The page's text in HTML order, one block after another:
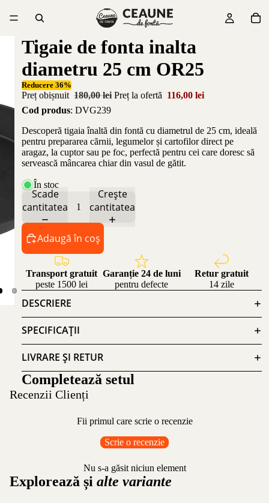
Tigaie de fonta inalta
diametru 25 cm OR25
Reducere 36%
Preț obișnuit 180,00 lei Preț la ofertă 116,00 lei
Cod produs: DVG239
Descoperă tigaia înaltă din fontă cu diametrul de 25 cm, ideală
pentru prepararea cărnii, legumelor și cartofilor direct pe
aragaz, la cuptor sau pe foc, perfectă pentru cei care doresc să
servească mâncarea chiar din vasul de gătit.
În stoc
Scade
cantitatea
Crește
cantitatea
Adaugă în coș
Transport gratuit
peste 1500 lei
Garanție 24 de luni
pentru defecte
Retur gratuit
14 zile
DESCRIERE
SPECIFICAȚII
LIVRARE ȘI RETUR
Completează setul
Recenzii Clienți
Fii primul care scrie o recenzie
Scrie o recenzie
Nu s-a găsit niciun element
Explorează și alte variante